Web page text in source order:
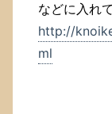
などに入れ
http://
ml